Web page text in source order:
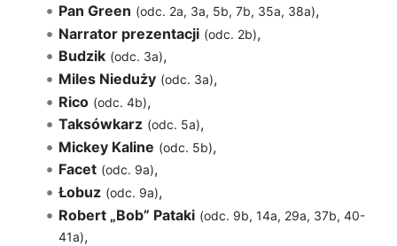
Pan Green (odc. 2a, 3a, 5b, 7b, 35a, 38a),
Narrator prezentacji (odc. 2b),
Budzik (odc. 3a),
Miles Nieduży (odc. 3a),
Rico (odc. 4b),
Taksówkarz (odc. 5a),
Mickey Kaline (odc. 5b),
Facet (odc. 9a),
Łobuz (odc. 9a),
Robert „Bob” Pataki (odc. 9b, 14a, 29a, 37b, 40-
41a),